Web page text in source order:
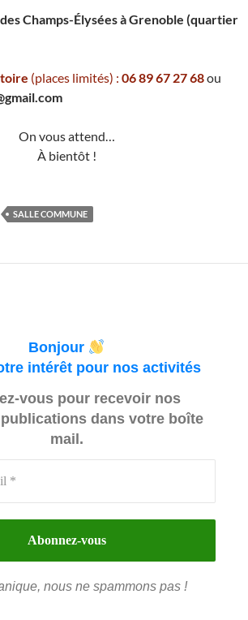
Champs-Élysées à Grenoble (quartier
(places limités) : 06 89 67 27 68ou
On vous attend…
À bientôt !
SALLE COMMUNE
Bonjour
intérêt pour nos activités
vous pour recevoir nos
dans votre boîte
mail.
nous ne spammons pas !